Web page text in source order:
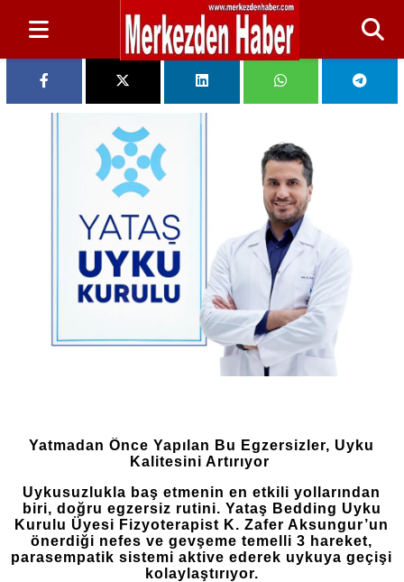
Yatmadan Önce Yapılan Bu Egzersizler, Uyku
Kalitesini Artırıyor
Uykusuzlukla baş etmenin en etkili yollarından
biri, doğru egzersiz rutini. Yataş Bedding Uyku
Kurulu Üyesi Fizyoterapist K. Zafer Aksungur’un
önerdiği nefes ve gevşeme temelli 3 hareket,
parasempatik sistemi aktive ederek uykuya geçişi
kolaylaştırıyor.